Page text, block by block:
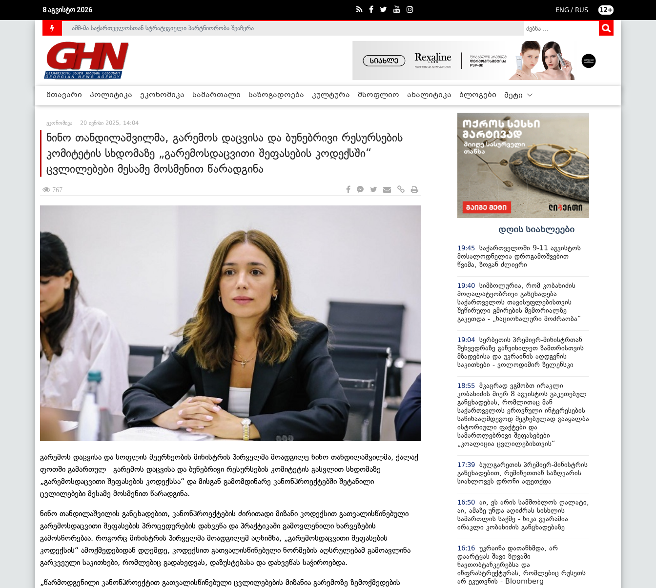
8 აგვისტო 2026 ENG / RUS 12+
საქართველოს დე-ფაქტო მთავრობა არალეგიტიმურია - ჰელსინკის კომისია
აშშ-მა საქართველოსთან სტრატეგიული პარტნიორობა შეაჩერა
მთავარი პოლიტიკა ეკონომიკა სამართალი საზოგადოება კულტურა მსოფლიო ანალიტიკა ბლოგები მეტი
ეკონომიკა 20 ივნისი 2025, 14:04
ნინო თანდილაშვილმა, გარემოს დაცვისა და ბუნებრივი რესურსების
კომიტეტის სხდომაზე „გარემოსდაცვითი შეფასების კოდექსში“
ცვლილებები მესამე მოსმენით წარადგინა
767
გარემოს დაცვისა და სოფლის მეურნეობის მინისტრის პირველმა მოადგილე ნინო თანდილაშვილმა, ქალაქ
ფოთში გამართულ გარემოს დაცვისა და ბუნებრივი რესურსების კომიტეტის გასვლით სხდომაზე
„გარემოსდაცვითი შეფასების კოდექსსა“ და მისგან გამომდინარე კანონპროექტებში შეტანილი
ცვლილებები მესამე მოსმენით წარადგინა.
ნინო თანდილაშვილის განცხადებით, კანონპროექტების ძირითადი მიზანი კოდექსით გათვალისწინებული
გარემოსდაცვითი შეფასების პროცედურების დახვეწა და პრაქტიკაში გამოვლენილი ხარვეზების
გამოსწორებაა. როგორც მინისტრის პირველმა მოადგილემ აღნიშნა, „გარემოსდაცვითი შეფასების
კოდექსის“ ამოქმედებიდან დღემდე, კოდექსით გათვალისწინებული ნორმების აღსრულებამ გამოავლინა
გარკვეული საკითხები, რომლებიც გადახედვას, დაზუსტებასა და დახვეწას საჭიროებდა.
„წარმოდგენილი კანონპროექტით გათვალისწინებული ცვლილებების მიზანია გარემოზე ზემოქმედების
დღის სიახლეები
19:45 საქართველოში 9-11 აგვისტოს
მოსალოდნელია დროგამოშვებით
წვიმა, ზოგან ძლიერი
19:40 სიმბოლურია, რომ კობახიძის
მოღალატეობრივი განცხადება
საქართველოს თავისუფლებისთვის
შეწირული გმირების მემორიალზე
გაკეთდა - „ნაციონალური მოძრაობა“
19:04 სერბეთის პრემიერ-მინისტრთან
შეხვედრაზე განვიხილეთ ზამთრისთვის
მზადებისა და უკრაინის აღდგენის
საკითხები - ვოლოდიმირ ზელენსკი
18:55 მკაცრად ვგმობთ ირაკლი
კობახიძის მიერ 8 აგვისტოს გაკეთებულ
განცხადებას, რომლითაც მან
საქართველოს ეროვნული ინტერესების
საწინააღმდეგოდ შეგნებულად გააყალბა
ისტორიული ფაქტები და
სამართლებრივი შეფასებები -
„კოალიცია ცვლილებისთვის“
17:39 ბულგარეთის პრემიერ-მინისტრის
განცხადებით, რუმინეთთან საზღვარის
სიახლოვეს დრონი აფეთქდა
16:50 აი, ეს არის სამშობლოს ღალატი,
აი, ამაზე უნდა აღიძრას სისხლის
სამართლის საქმე - ნიკა გვარამია
ირაკლი კობახიძის განცხადებაზე
16:16 უკრაინა დათანხმდა, არ
დაარტყას შავი ზღვაში
ნავთობტანკერებსა და
ინფრასტრუქტურას, რომლებიც რუსეთს
არ ეკუთვნის - Bloomberg